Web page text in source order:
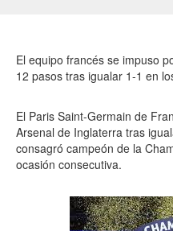
El equipo francés se impuso
12 pasos tras igualar 1-1 en
El Paris Saint-Germain de
Arsenal de Inglaterra tras
consagró campeón de la
ocasión consecutiva.